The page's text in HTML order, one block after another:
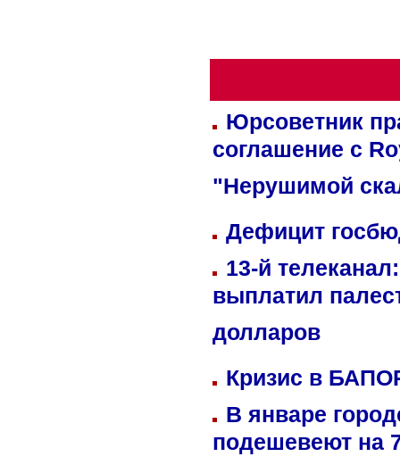
Юрсоветник
соглашение с
"Нерушимой
Дефицит
13-й
выплатил
долларов
Кризис в
В январе
подешевеют на